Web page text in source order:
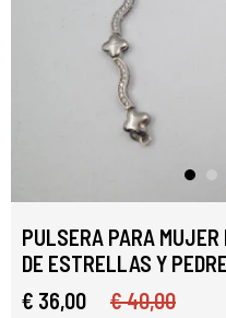
PULSERA PARA MUJER
DE ESTRELLAS Y
€ 36,00
€ 40,00